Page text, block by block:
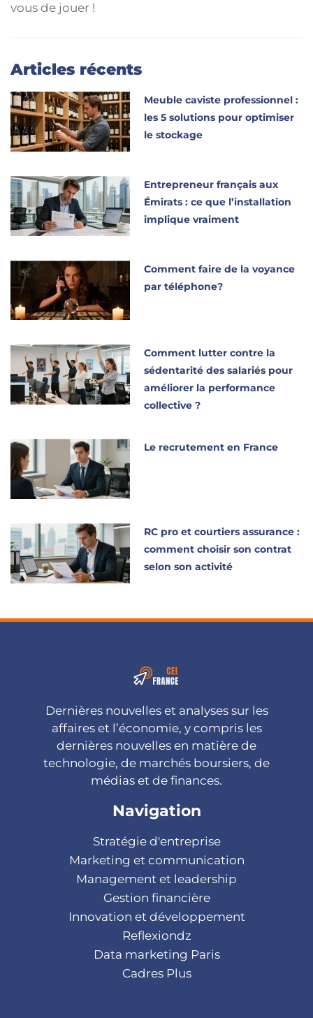
vous de jouer !
Articles récents
Meuble caviste professionnel :
les 5 solutions pour optimiser
le stockage
Entrepreneur français aux
Émirats : ce que l’installation
implique vraiment
Comment faire de la voyance
par téléphone?
Comment lutter contre la
sédentarité des salariés pour
améliorer la performance
collective ?
Le recrutement en France
RC pro et courtiers assurance :
comment choisir son contrat
selon son activité
Dernières nouvelles et analyses sur les
affaires et l’économie, y compris les
dernières nouvelles en matière de
technologie, de marchés boursiers, de
médias et de finances.
Navigation
Stratégie d'entreprise
Marketing et communication
Management et leadership
Gestion financière
Innovation et développement
Reflexiondz
Data marketing Paris
Cadres Plus